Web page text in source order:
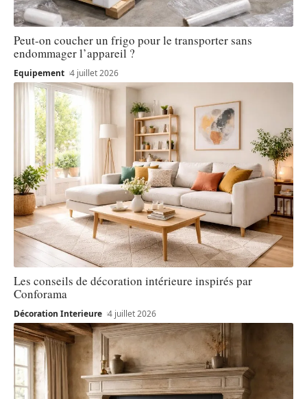
Peut-on coucher un frigo pour le transporter sans
endommager l’appareil ?
Equipement 4 juillet 2026
Les conseils de décoration intérieure inspirés par
Conforama
Décoration Interieure 4 juillet 2026